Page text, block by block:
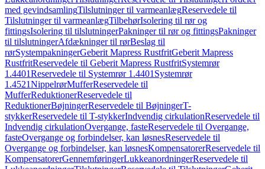
med gevindsamlingTilslutninger til varmeanlægReservedele til
Tilslutninger til varmeanlægTilbehørIsolering til rør og
fittingsIsolering til tilslutningerPakninger til rør og fittingsPakninger
til tilslutningerAfdækninger til rørBeslag til
rørSystempakningerGeberit Mapress RustfritGeberit Mapress
RustfritReservedele til Geberit Mapress RustfritSystemrør
1.4401Reservedele til Systemrør 1.4401 Systemrør
1.4521NippelrørMufferReservedele til
MufferReduktionerReservedele til
ReduktionerBøjningerReservedele til BøjningerT-
stykkerReservedele til T-stykkerIndvendig cirkulationReservedele til
Indvendig cirkulationOvergange, fasteReservedele til Overgange,
fasteOvergange og forbindelser, kan løsnesReservedele til
Overgange og forbindelser, kan løsnesKompensatorerReservedele til
KompensatorerGennemføringerLukkeanordningerReservedele til